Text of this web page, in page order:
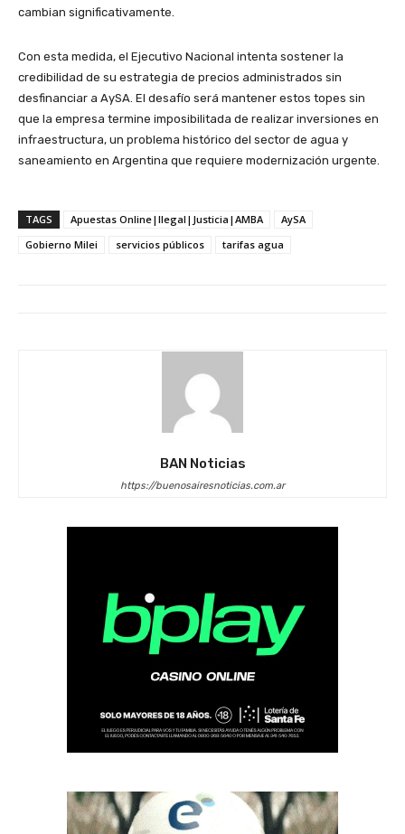
cambian significativamente.
Con esta medida, el Ejecutivo Nacional intenta sostener la
credibilidad de su estrategia de precios administrados sin
desfinanciar a AySA. El desafío será mantener estos topes sin
que la empresa termine imposibilitada de realizar inversiones en
infraestructura, un problema histórico del sector de agua y
saneamiento en Argentina que requiere modernización urgente.
TAGS Apuestas Online|Ilegal|Justicia|AMBA
AySA
Gobierno Milei
servicios públicos tarifas agua
BAN Noticias
https://buenosairesnoticias.com.ar